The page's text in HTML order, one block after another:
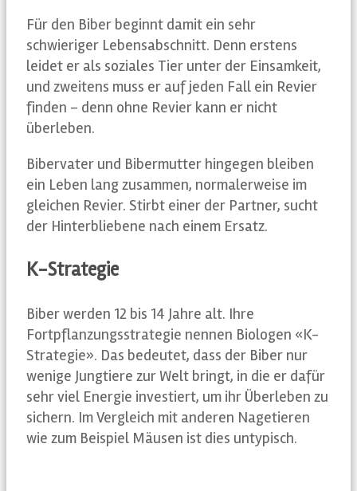
Für den Biber beginnt damit ein sehr
schwieriger Lebensabschnitt. Denn erstens
leidet er als soziales Tier unter der Einsamkeit,
und zweitens muss er auf jeden Fall ein Revier
finden – denn ohne Revier kann er nicht
überleben.
Bibervater und Bibermutter hingegen bleiben
ein Leben lang zusammen, normalerweise im
gleichen Revier. Stirbt einer der Partner, sucht
der Hinterbliebene nach einem Ersatz.
K-Strategie
Biber werden 12 bis 14 Jahre alt. Ihre
Fortpflanzungsstrategie nennen Biologen «K-
Strategie». Das bedeutet, dass der Biber nur
wenige Jungtiere zur Welt bringt, in die er dafür
sehr viel Energie investiert, um ihr Überleben zu
sichern. Im Vergleich mit anderen Nagetieren
wie zum Beispiel Mäusen ist dies untypisch.